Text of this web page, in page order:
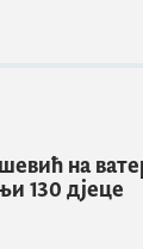
у Паризу.
младих
је да
на
130 дјеце